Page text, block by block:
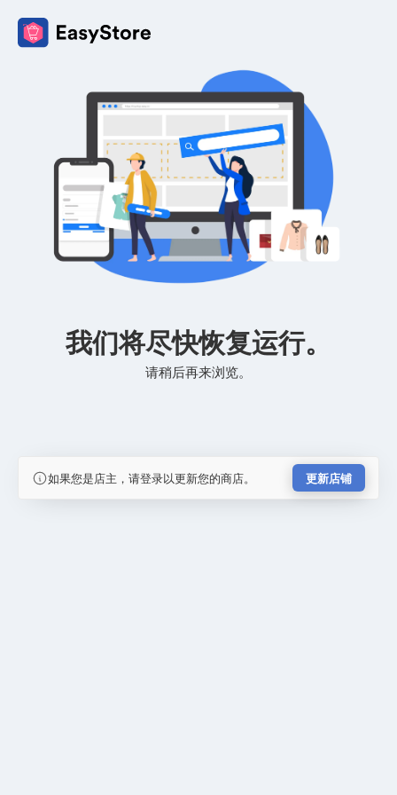
我们将尽快恢复运行。
请稍后再来浏览。
如果您是店主，请登录以更新您的商店。 更新店铺